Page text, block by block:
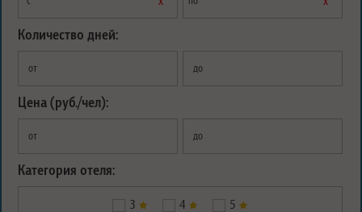
Количество дней:
от до
Цена (руб./чел):
от до
Категория отеля:
3 4 5